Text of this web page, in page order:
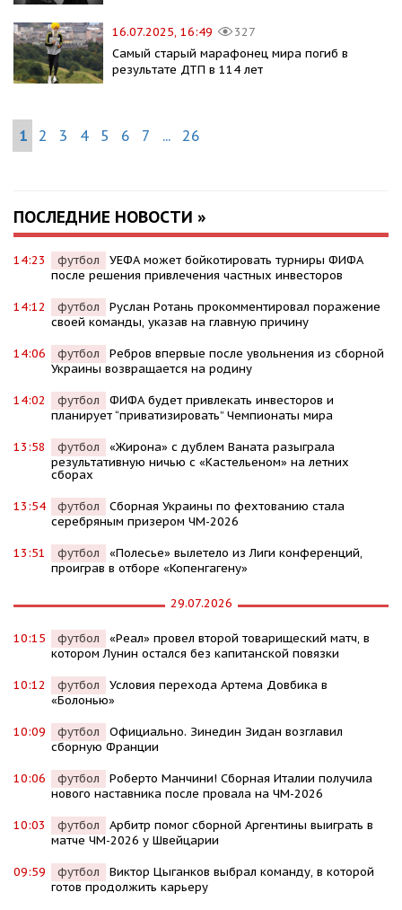
16.07.2025, 16:49
327
Самый старый марафонец мира погиб в
результате ДТП в 114 лет
1 2 3 4 5 6 7 ... 26
ПОСЛЕДНИЕ НОВОСТИ »
14:23 футбол
УЕФА может бойкотировать турниры ФИФА
после решения привлечения частных инвесторов
14:12 футбол
Руслан Ротань прокомментировал поражение
своей команды, указав на главную причину
14:06 футбол
Ребров впервые после увольнения из сборной
Украины возвращается на родину
14:02 футбол
ФИФА будет привлекать инвесторов и
планирует “приватизировать” Чемпионаты мира
13:58 футбол
«Жирона» с дублем Ваната разыграла
результативную ничью с «Кастельеном» на летних
сборах
13:54 футбол
Сборная Украины по фехтованию стала
серебряным призером ЧМ-2026
13:51 футбол
«Полесье» вылетело из Лиги конференций,
проиграв в отборе «Копенгагену»
29.07.2026
10:15 футбол
«Реал» провел второй товарищеский матч, в
котором Лунин остался без капитанской повязки
10:12 футбол
Условия перехода Артема Довбика в
«Болонью»
10:09 футбол
Официально. Зинедин Зидан возглавил
сборную Франции
10:06 футбол
Роберто Манчини! Сборная Италии получила
нового наставника после провала на ЧМ-2026
10:03 футбол
Арбитр помог сборной Аргентины выиграть в
матче ЧМ-2026 у Швейцарии
09:59 футбол
Виктор Цыганков выбрал команду, в которой
готов продолжить карьеру